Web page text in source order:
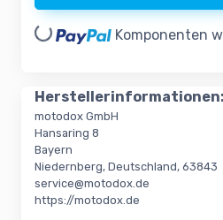
Komponenten
Herstellerinformationen:
motodox GmbH
Hansaring 8
Bayern
Niedernberg, Deutschland, 63843
service@motodox.de
https://motodox.de